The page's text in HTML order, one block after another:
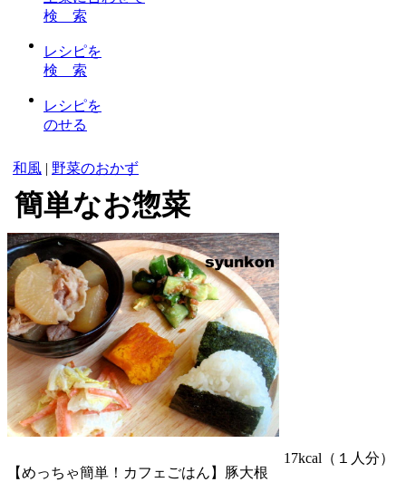
検 索
レシピを
検 索
レシピを
のせる
和風 | 野菜のおかず
簡単なお惣菜
17kcal （１人分）
【めっちゃ簡単！カフェごはん】豚大根